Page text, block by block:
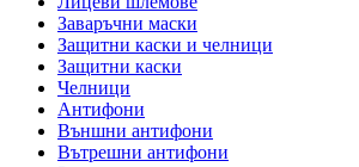
Заваръчни маски
Защитни каски и челници
Защитни каски
Челници
Антифони
Външни антифони
Вътрешни антифони